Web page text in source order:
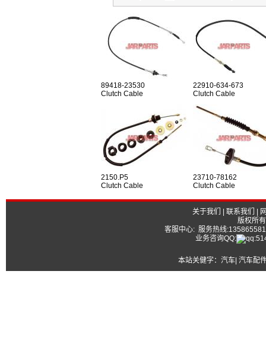
89418-23530
Clutch Cable
22910-634-673
Clutch Cable
2150.P5
Clutch Cable
23710-78162
Clutch Cable
关于我们 联系我们
版权所
客服中心: 服务热线
业务咨询QQ:
本站关健字： 汽车| 汽车配